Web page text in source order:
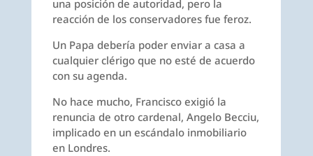
una posición de autoridad, pero la
reacción de los conservadores fue feroz.
Un Papa debería poder enviar a casa a
cualquier clérigo que no esté de acuerdo
con su agenda.
No hace mucho, Francisco exigió la
renuncia de otro cardenal, Angelo Becciu,
implicado en un escándalo inmobiliario
en Londres.